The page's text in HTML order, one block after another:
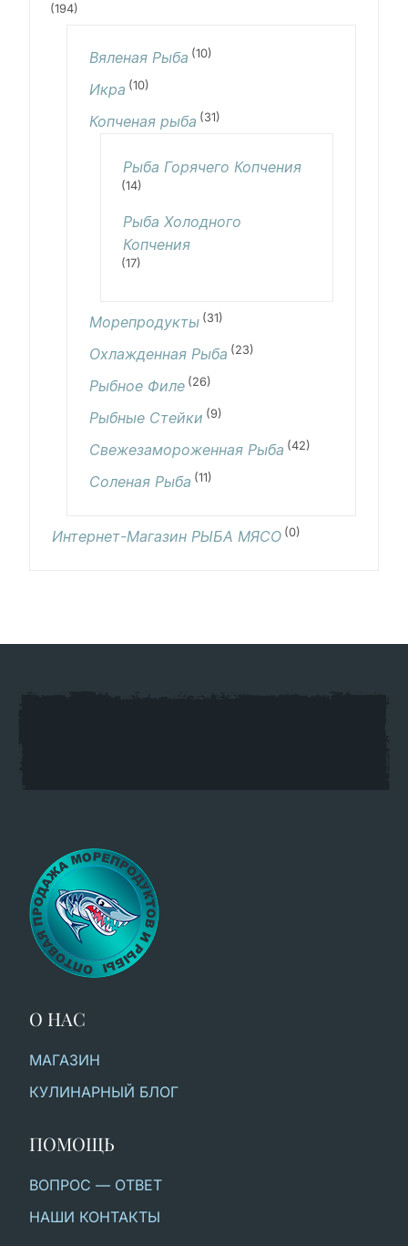
(194)
Вяленая Рыба (10)
Икра (10)
Копченая рыба (31)
Рыба Горячего Копчения
(14)
Рыба Холодного
Копчения
(17)
Морепродукты (31)
Охлажденная Рыба (23)
Рыбное Филе (26)
Рыбные Стейки (9)
Свежезамороженная Рыба (42)
Соленая Рыба (11)
Интернет-Магазин РЫБА МЯСО (0)
О НАС
МАГАЗИН
КУЛИНАРНЫЙ БЛОГ
ПОМОЩЬ
ВОПРОС — ОТВЕТ
НАШИ КОНТАКТЫ